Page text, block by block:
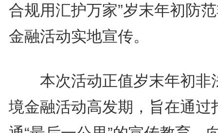
合规用汇护万家”岁末年初防
金融活动实地宣传。
本次活动正值岁末年初非
境金融活动高发期，旨在通过